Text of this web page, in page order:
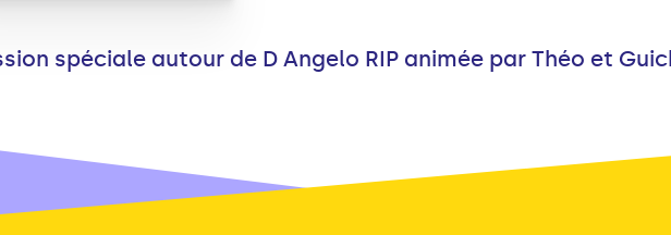
spéciale autour de D Angelo RIP animée par Théo et